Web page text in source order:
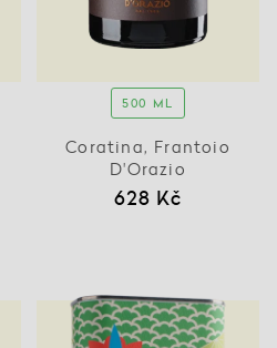
500 ML
Coratina, Frantoio
D'Orazio
628 Kč